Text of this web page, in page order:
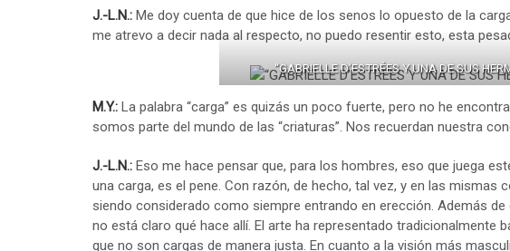
J.-L.N.: Me doy cuenta de que hice de los senos lo opuesto de la
me atrevo a decir nada al respecto, no puedo resentir esto, esta
“GABRIELLE D’ESTRÉES Y UNA DE SUS
M.Y.: La palabra “carga” es quizás un poco fuerte, pero no he
somos parte del mundo de las “criaturas”. Nos recuerdan nuestra
J.-L.N.: Eso me hace pensar que, para los hombres, eso que juega
una carga, es el pene. Con razón, de hecho, tal vez, y en las mismas
siendo considerado como siempre entrando en erección. Además
no está claro qué hace allí. El arte ha representado tradicionalmente
que no son cargas de manera justa. En cuanto a la visión más